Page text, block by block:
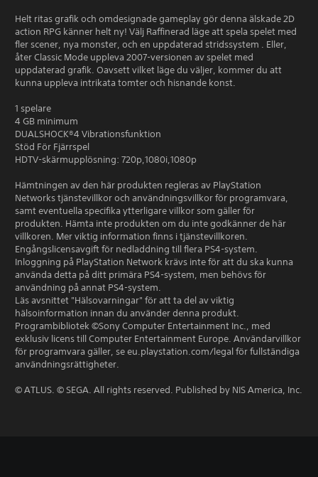
Helt ritas grafik och omdesignade gameplay gör denna älskade 2D
action RPG känner helt ny! Välj Raffinerad läge att spela spelet med
fler scener, nya monster, och en uppdaterad stridssystem . Eller,
åter Classic Mode uppleva 2007-versionen av spelet med
uppdaterad grafik. Oavsett vilket läge du väljer, kommer du att
kunna uppleva intrikata tomter och hisnande konst.
1 spelare
4 GB minimum
DUALSHOCK®4 Vibrationsfunktion
Stöd För Fjärrspel
HDTV-skärmupplösning: 720p,1080i,1080p
Hämtningen av den här produkten regleras av PlayStation
Networks tjänstevillkor och användningsvillkor för programvara,
samt eventuella specifika ytterligare villkor som gäller för
produkten. Hämta inte produkten om du inte godkänner de här
villkoren. Mer viktig information finns i tjänstevillkoren.
Engångslicensavgift för nedladdning till flera PS4-system.
Inloggning på PlayStation Network krävs inte för att du ska kunna
använda detta på ditt primära PS4-system, men behövs för
användning på annat PS4-system.
Läs avsnittet "Hälsovarningar" för att ta del av viktig
hälsoinformation innan du använder denna produkt.
Programbibliotek ©Sony Computer Entertainment Inc., med
exklusiv licens till Computer Entertainment Europe. Användarvillkor
för programvara gäller, se eu.playstation.com/legal för fullständiga
användningsrättigheter.
© ATLUS. © SEGA. All rights reserved. Published by NIS America, Inc.